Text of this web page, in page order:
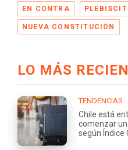
EN CONTRA
NUEVA CONSTITUCIÓN
LO MÁS
TENDENCIAS
Chile está
comenzar
según Índice